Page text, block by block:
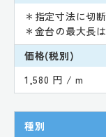
＊指定寸法に切
＊金台の最大長
価格(税別)
1,580 円 / m
種別